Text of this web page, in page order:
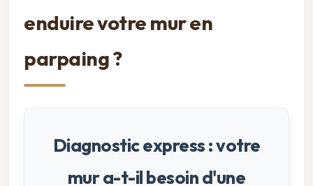
enduire votre mur en
parpaing ?
Diagnostic express : votre
mur a-t-il besoin d'une